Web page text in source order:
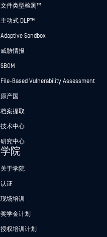
文件类型检测™
主动式 DLP™
Adaptive Sandbox
威胁情报
SBOM
File-Based Vulnerability Assessment
原产国
档案提取
技术中心
研究中心
学院
关于学院
认证
现场培训
奖学金计划
授权培训计划